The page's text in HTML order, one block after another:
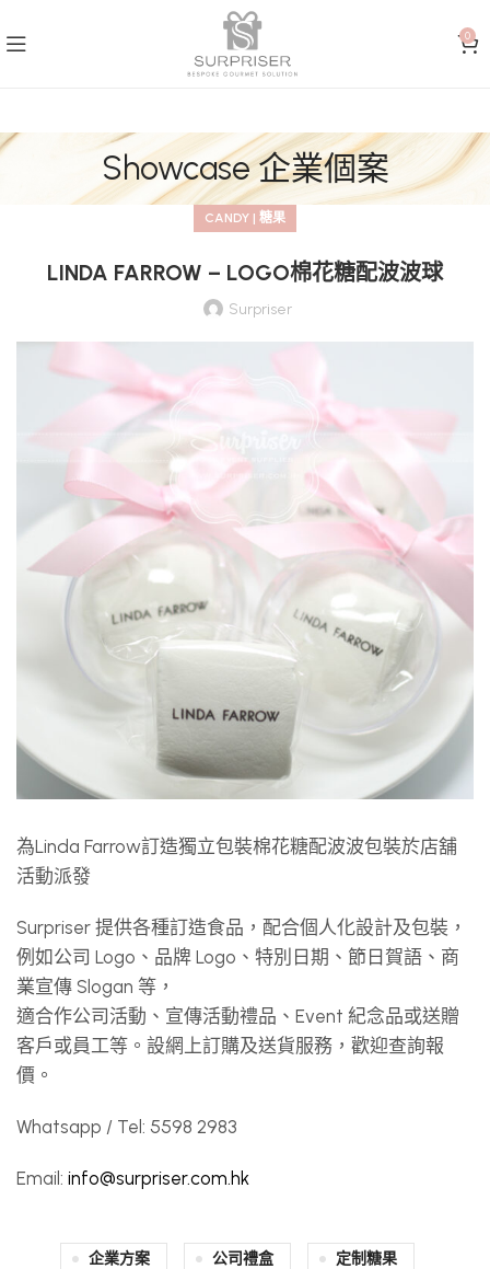
0
Showcase 企業個案
CANDY | 糖果
LINDA FARROW – LOGO棉花糖配波波球
Surpriser
為Linda Farrow訂造獨立包裝棉花糖配波波包裝於店舖
活動派發
Surpriser 提供各種訂造食品，配合個人化設計及包裝，
例如公司 Logo、品牌 Logo、特別日期、節日賀語、商
業宣傳 Slogan 等，
適合作公司活動、宣傳活動禮品、Event 紀念品或送贈
客戶或員工等。設網上訂購及送貨服務，歡迎查詢報
價。
Whatsapp / Tel: 5598 2983
Email: info@surpriser.com.hk
企業方案 公司禮盒 定制糖果